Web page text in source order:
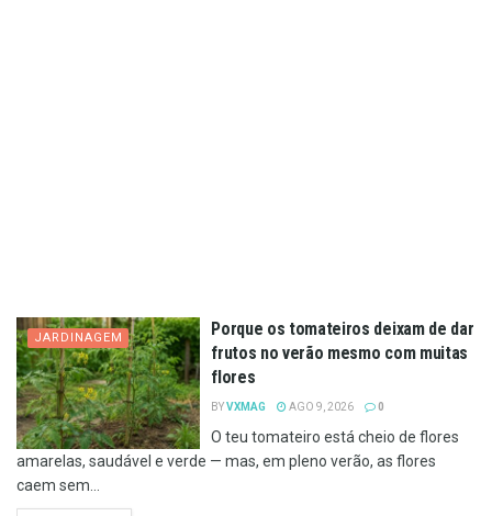
JARDINAGEM
Porque os tomateiros deixam de dar
frutos no verão mesmo com muitas
flores
BYVXMAG AGO 9, 2026 0
O teu tomateiro está cheio de flores
amarelas, saudável e verde — mas, em pleno verão, as flores
caem sem...